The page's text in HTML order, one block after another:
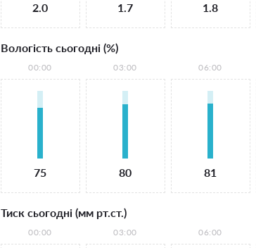
2.0 1.7 1.8
Вологість сьогодні (%)
00:00
75
03:00
80
06:00
81
Тиск сьогодні (мм рт.ст.)
00:00 03:00 06:00